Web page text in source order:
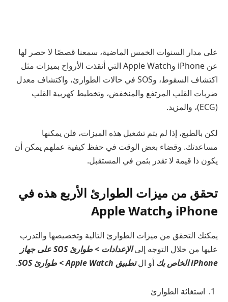
على مدار السنوات الخمس الماضية، سمعنا قصصًا لا حصر لها
عن iPhone وApple Watch التي أنقذت الأرواح بميزات مثل
اكتشاف السقوط، وSOS في حالات الطوارئ، واكتشاف معدل
ضربات القلب المرتفع والمنخفض، وتخطيط كهربية القلب
(ECG)، والمزيد.
لكن بالطبع، إذا لم يتم تشغيل هذه الميزات، فلن يمكنها
مساعدتك. وقضاء بعض الوقت في حفظ كيفية عملهم يمكن أن
يكون ذا قيمة لا تقدر بثمن في المستقبل.
تحقق من ميزات الطوارئ الأربع هذه في
iPhone وApple Watch
يمكنك التحقق من ميزات الطوارئ التالية وتخصيصها والتدرب
عليها من خلال التوجه إلى
الإعدادات > طوارئ SOS على جهاز
iPhone الخاص بك
أو التطبيق Apple Watch > طوارئ SOS .
استغاثة الطوارئ